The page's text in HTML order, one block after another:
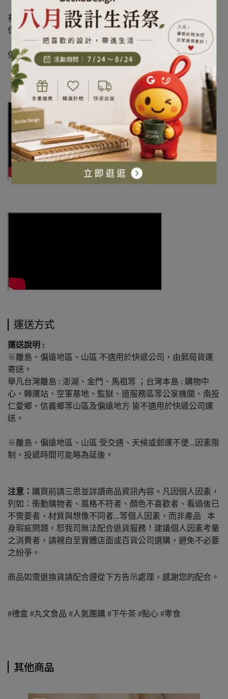
有效日期：標示於包裝上(西元.年.月.日)
保存方式：置於陰涼處保存。
保存期限:12個月(有效期限請依包裝標示為主）
運送方式
運送說明 :
※離島、偏遠地區、山區 不適用於快遞公司，由郵局貨運
寄送。
舉凡台灣離島 : 澎湖、金門、馬祖等 ；台灣本島 : 購物中
心、轉運站、空軍基地、監獄、道服務區等公家機關、南投
仁愛鄉、信義鄉等山區及偏遠地方 皆不適用於快遞公司運
送。
※離島、偏遠地區、山區 受交通、天候或郵運不便...因素限
制，投遞時間可能略為延後。
注意： 購買前請三思並詳讀商品資訊內容。凡因個人因素，
列如：衝動購物者、風格不符者、顏色不喜歡者、看過後已
不需要者、材質與想像不同者...等個人因素，而非產品 本
身瑕疵問題，恕我司無法配合退貨服務！建議個人因素考量
之消費者，請親自至實體店面或百貨公司選購，避免不必要
之紛爭。
商品如需退換貨請配合遵從下方告示處理，感謝您的配合。
#禮盒 #丸文食品 #人氣團購 #下午茶 #點心 #零食
其他商品